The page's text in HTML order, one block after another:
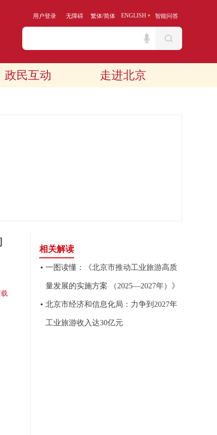
用户登录 无障碍 繁体/简体 ENGLISH 智能问答
政民互动 走进北京
相关解读
一图读懂：《北京市推动工业旅游高质
量发展的实施方案 （2025—2027年）》
北京市经济和信息化局：力争到2027年
工业旅游收入达30亿元